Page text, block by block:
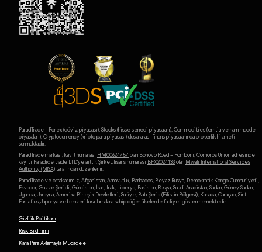
ParadTrade - Forex (döviz piyasası), Stocks (hisse senedi piyasaları), Commodities (emtia ve ham madde
piyasaları), Cryptocurrency (kripto para piyasası) uluslararası finans piyasalarında brokerlik hizmeti
sunmaktadır.
ParadTrade markası, kayıt numarası HM00624757 olan Bonovo Road – Fomboni, Comoros Union adresinde
kayıtlı Paradice trade LTD'ye aittir. Şirket, lisans numarası BFX2024133olan Mwali International Services
Authority (MlSA)tarafından düzenlenir.
ParadTrade ve ortaklarımız, Afganistan, Arnavutluk, Barbados, Beyaz Rusya, Demokratik Kongo Cumhuriyeti,
Ekvador, Gazze Şeridi, Gürcistan, İran, Irak, Liberya, Pakistan, Rusya, Suudi Arabistan, Sudan, Güney Sudan,
Uganda, Ukrayna, Amerika Birleşik Devletleri, Suriye, Batı Şeria (Filistin Bölgesi), Kanada, Curaçao, Sint
Eustatius, Japonya ve benzeri kısıtlamalara sahip diğer ülkelerde faaliyet göstermemektedir.
Gizlilik Politikası
Risk Bildirimi
Kara Para Aklamayla Mücadele